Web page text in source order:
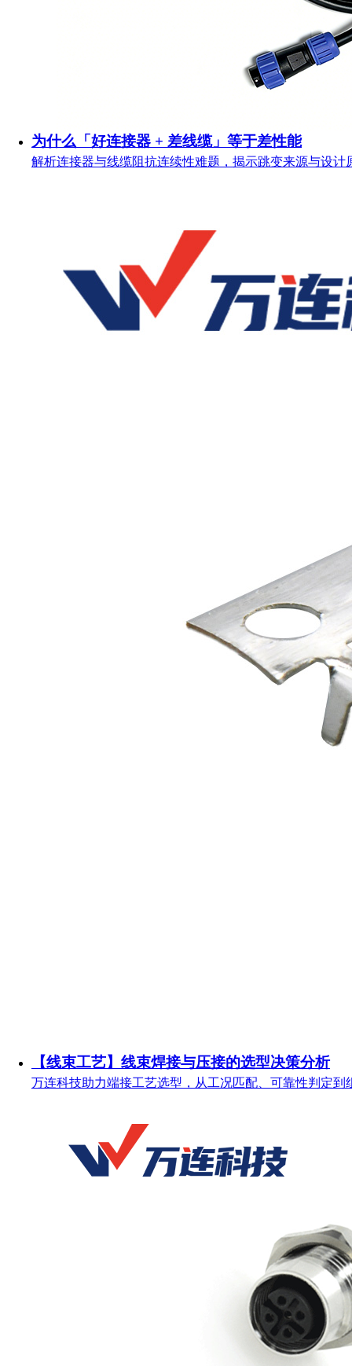
为什么「好连接器 + 差线缆」等于差性能
解析连接器与线缆阻抗连续性难题，揭示跳变来源与设计
【线束工艺】线束焊接与压接的选型决策分析
万连科技助力端接工艺选型，从工况匹配、可靠性判定到